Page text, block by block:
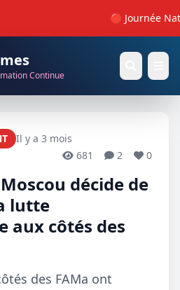
🔴 Journée
Continue
Il y a 3 mois
681
2 0
décide de
lutte
côtés des
des FAMa ont